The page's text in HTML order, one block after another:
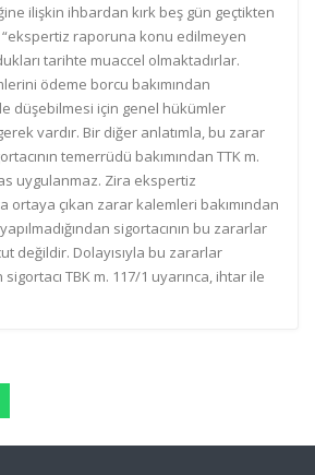
ilişkin ihbardan kırk beş gün geçtikten
“ekspertiz raporuna konu edilmeyen
tarihte muaccel olmaktadırlar.
ödeme borcu bakımından
düşebilmesi için genel hükümler
vardır. Bir diğer anlatımla, bu zarar
temerrüdü bakımından TTK m.
uygulanmaz. Zira ekspertiz
ortaya çıkan zarar kalemleri bakımından
sigortacının bu zararlar
değildir. Dolayısıyla bu zararlar
TBK m. 117/1 uyarınca, ihtar ile